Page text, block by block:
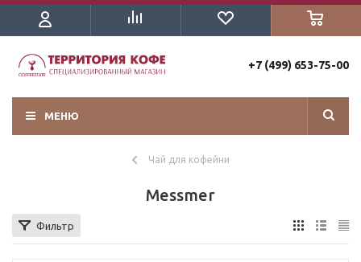
+7 (499) 653-75-00
МЕНЮ
Чай для кофейни
Messmer
Фильтр